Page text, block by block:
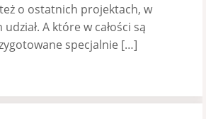
o ostatnich projektach, w
A które w całości są
specjalnie […]